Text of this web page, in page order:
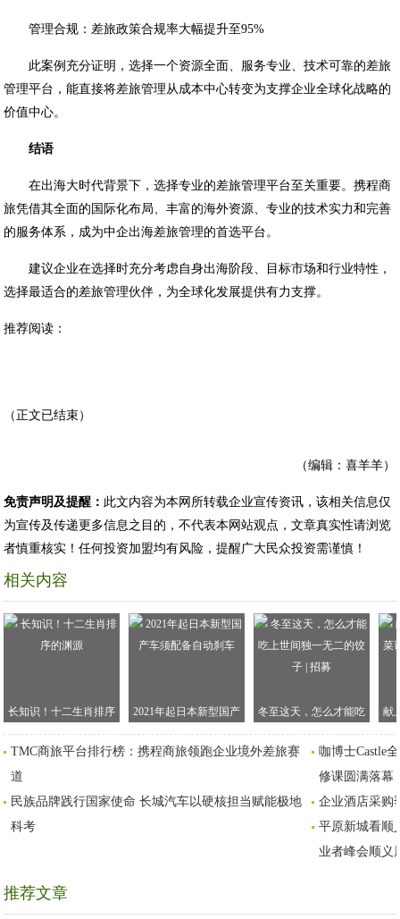
管理合规：差旅政策合规率大幅提升至95%
此案例充分证明，选择一个资源全面、服务专业、技术可靠的差旅
管理平台，能直接将差旅管理从成本中心转变为支撑企业全球化战略的
价值中心。
结语
在出海大时代背景下，选择专业的差旅管理平台至关重要。携程商
旅凭借其全面的国际化布局、丰富的海外资源、专业的技术实力和完善
的服务体系，成为中企出海差旅管理的首选平台。
建议企业在选择时充分考虑自身出海阶段、目标市场和行业特性，
选择最适合的差旅管理伙伴，为全球化发展提供有力支撑。
推荐阅读：
（正文已结束）
（编辑：喜羊羊）
免责声明及提醒： 此文内容为本网所转载企业宣传资讯，该相关信息仅
为宣传及传递更多信息之目的，不代表本网站观点，文章真实性请浏览
者慎重核实！任何投资加盟均有风险，提醒广大民众投资需谨慎！
相关内容
长知识！十二生肖排序
的渊源
2021年起日本新型国产
车须配备自动刹车
冬至这天，怎么才能吃
上世间独一无二的饺子 |
招募
献
谱
TMC商旅平台排行榜：携程商旅领跑企业境外差旅赛
道
咖博士Castle
修课圆满落幕
民族品牌践行国家使命 长城汽车以硬核担当赋能极地
科考
企业酒店采购
平原新城看顺
业者峰会顺义
推荐文章